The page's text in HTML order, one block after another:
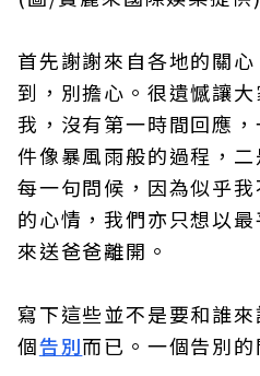
首先謝謝來自各地的關
到，別擔心。很遺憾讓
我，沒有第一時間回應
件像暴風雨般的過程，
每一句問候，因為似乎
的心情，我們亦只想以
來送爸爸離開。
寫下這些並不是要和誰
個告別而已。一個告別的